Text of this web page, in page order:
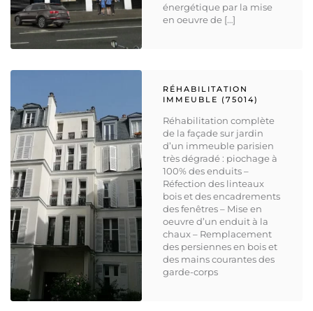
énergétique par la mise
en oeuvre de […]
RÉHABILITATION
IMMEUBLE (75014)
Réhabilitation complète
de la façade sur jardin
d’un immeuble parisien
très dégradé : piochage à
100% des enduits –
Réfection des linteaux
bois et des encadrements
des fenêtres – Mise en
oeuvre d’un enduit à la
chaux – Remplacement
des persiennes en bois et
des mains courantes des
garde-corps